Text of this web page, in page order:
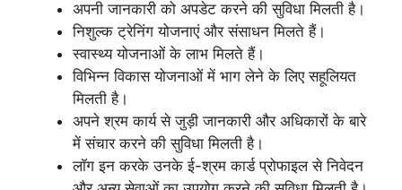
अपनी जानकारी को अपडेट करने की सुविधा मिलती है।
निशुल्क ट्रेनिंग योजनाएं और संसाधन मिलते हैं।
स्वास्थ्य योजनाओं के लाभ मिलते हैं।
विभिन्न विकास योजनाओं में भाग लेने के लिए सहूलियत
मिलती है।
अपने श्रम कार्य से जुड़ी जानकारी और अधिकारों के बारे
में संचार करने की सुविधा मिलती है।
लॉग इन करके उनके ई-श्रम कार्ड प्रोफाइल से निवेदन